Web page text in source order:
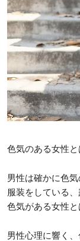
色気のある女性
男性は確かに色
服装をしている
色気がある女性と
男性心理に響く